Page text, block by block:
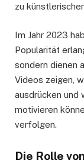
zu
Im Jahr 2023
Popularität
sondern dienen
Videos zeigen,
ausdrücken und
motivieren
verfolgen.
Die Rolle